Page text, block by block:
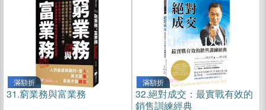
滿額折
31.窮業務與富業務
滿額折
32.絕對成交：最實戰有效的
銷售訓練經典